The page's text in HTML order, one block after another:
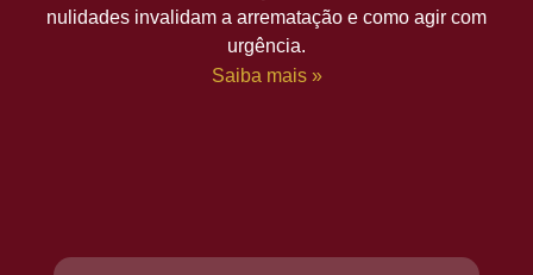
nulidades invalidam a arrematação e como agir com
urgência.
Saiba mais »